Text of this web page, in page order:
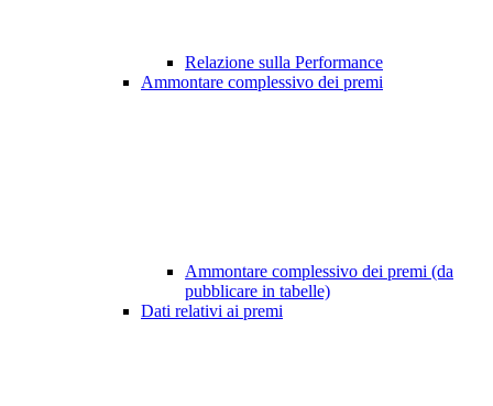
Relazione sulla Performance
Ammontare complessivo dei premi
Ammontare complessivo dei premi (da
pubblicare in tabelle)
Dati relativi ai premi